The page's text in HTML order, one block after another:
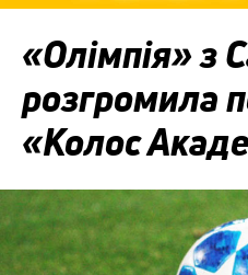
«Олімпія» з
розгромила
«Колос